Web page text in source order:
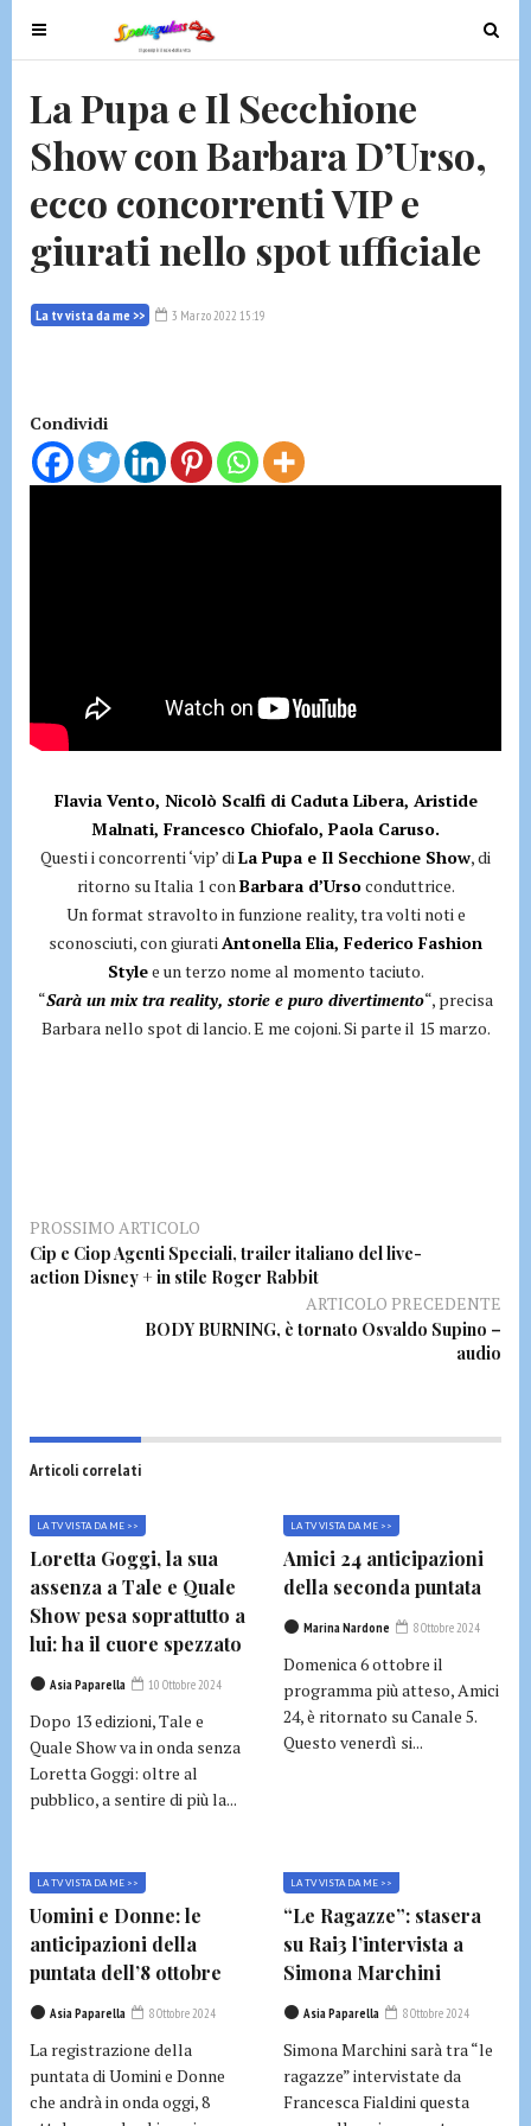
T
o
l
e
n
v
g
o
n
T
o
e
La Pupa e Il Secchione
Show con Barbara D’Urso,
ecco concorrenti VIP e
giurati nello spot ufficiale
La tv vista da me >> 3 Marzo 2022 15:19
Condividi
Flavia Vento, Nicolò Scalfi di Caduta Libera, Aristide
Malnati, Francesco Chiofalo, Paola Caruso.
Questi i concorrenti ‘vip’ diLa Pupa e Il Secchione Show, di
ritorno su Italia 1 conBarbara d’Ursoconduttrice.
Un format stravolto in funzione reality, tra volti noti e
sconosciuti, con giuratiAntonella Elia, Federico Fashion
Stylee un terzo nome al momento taciuto.
“Sarà un mix tra reality, storie e puro divertimento“, precisa
Barbara nello spot di lancio. E me cojoni. Si parte il 15 marzo.
PROSSIMO ARTICOLO
Cip e Ciop Agenti Speciali, trailer italiano del live-
action Disney + in stile Roger Rabbit
ARTICOLO PRECEDENTE
BODY BURNING, è tornato Osvaldo Supino –
audio
Articoli correlati
LA TV VISTA DA ME >>
Loretta Goggi, la sua
assenza a Tale e Quale
Show pesa soprattutto a
lui: ha il cuore spezzato
Asia Paparella 10 Ottobre 2024
Dopo 13 edizioni, Tale e
Quale Show va in onda senza
Loretta Goggi: oltre al
pubblico, a sentire di più la...
LA TV VISTA DA ME >>
Amici 24 anticipazioni
della seconda puntata
Marina Nardone 8 Ottobre 2024
Domenica 6 ottobre il
programma più atteso, Amici
24, è ritornato su Canale 5.
Questo venerdì si...
LA TV VISTA DA ME >>
Uomini e Donne: le
anticipazioni della
puntata dell’8 ottobre
Asia Paparella 8 Ottobre 2024
La registrazione della
puntata di Uomini e Donne
che andrà in onda oggi, 8
LA TV VISTA DA ME >>
“Le Ragazze”: stasera
su Rai3 l’intervista a
Simona Marchini
Asia Paparella 8 Ottobre 2024
Simona Marchini sarà tra “le
ragazze” intervistate da
Francesca Fialdini questa